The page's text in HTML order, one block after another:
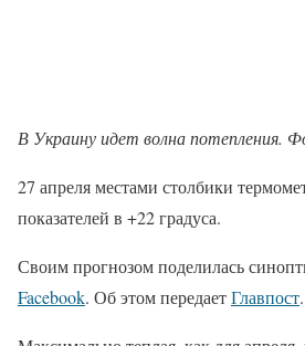
В Украину идет волна потепления.
27 апреля местами столбики
показателей в +22 градуса.
Своим прогнозом поделилась
Facebook. Об этом передаетГлавпост.